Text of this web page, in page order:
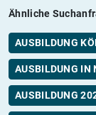
Ähnliche
AUSBILDUNG
AUSBILDUNG IN
AUSBILDUNG